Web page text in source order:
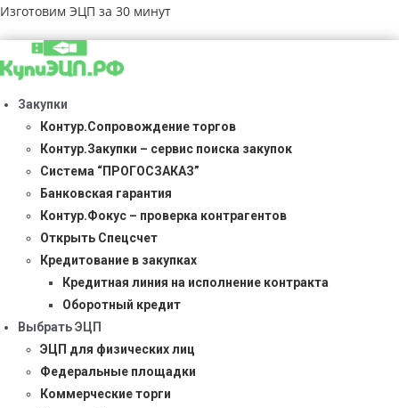
Изготовим ЭЦП за 30 минут
Закупки
Контур.Сопровождение торгов
Контур.Закупки – сервис поиска закупок
Система “ПРОГОСЗАКАЗ”
Банковская гарантия
Контур.Фокус – проверка контрагентов
Открыть Спецсчет
Кредитование в закупках
Кредитная линия на исполнение контракта
Оборотный кредит
Выбрать ЭЦП
ЭЦП для физических лиц
Федеральные площадки
Коммерческие торги